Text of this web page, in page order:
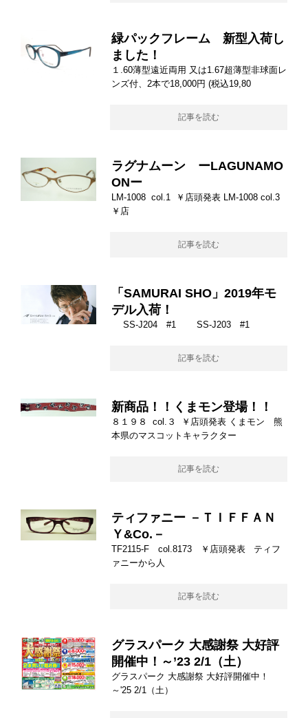
緑パックフレーム 新型入荷し
ました！
１.60薄型遠近両用 又は1.67超薄型非球面レ
ンズ付、2本で18,000円 (税込19,80
記事を読む
ラグナムーン ーLAGUNAMO
ONー
LM-1008 col.1 ￥店頭発表 LM-1008 col.3
￥店
記事を読む
「SAMURAI SHO」2019年モ
デル入荷！
SS-J204 #1 SS-J203 #1
記事を読む
新商品！！くまモン登場！！
８１９８ col.３ ￥店頭発表 くまモン 熊
本県のマスコットキャラクター
記事を読む
ティファニー －ＴＩＦＦＡＮ
Ｙ&Co.－
TF2115-F col.8173 ￥店頭発表 ティフ
ァニーから人
記事を読む
グラスパーク 大感謝祭 大好評
開催中！～’23 2/1（土）
グラスパーク 大感謝祭 大好評開催中！
～'25 2/1（土）